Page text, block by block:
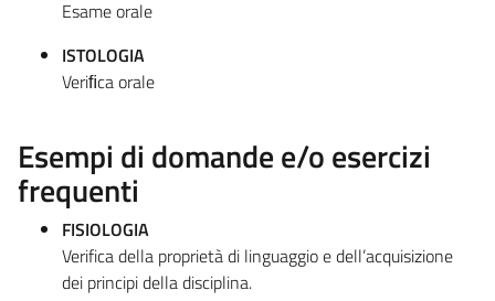
Esame orale
ISTOLOGIA
Veriﬁca orale
Esempi di domande e/o esercizi
frequenti
FISIOLOGIA
Verifica della proprietà di linguaggio e dell’acquisizione
dei principi della disciplina.